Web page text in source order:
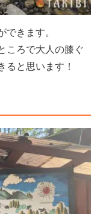
きます。
ころで大人の膝ぐ
ると思います！